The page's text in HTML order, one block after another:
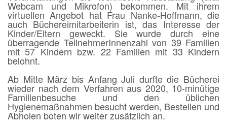
Webcam und Mikrofon) bekommen. Mit ihrem
virtuellen Angebot hat Frau Nanke-Hoffmann, die
auch Büchereimitarbeiterin ist, das Interesse der
Kinder/Eltern geweckt. Sie wurde durch eine
überragende TeilnehmerInnenzahl von 39 Familien
mit 57 Kindern bzw. 22 Familien mit 33 Kindern
belohnt.
Ab Mitte März bis Anfang Juli durfte die Bücherei
wieder nach dem Verfahren aus 2020, 10-minütige
Familienbesuche und den üblichen
Hygienemaßnahmen besucht werden, Bestellen und
Abholen boten wir weiter zusätzlich an.